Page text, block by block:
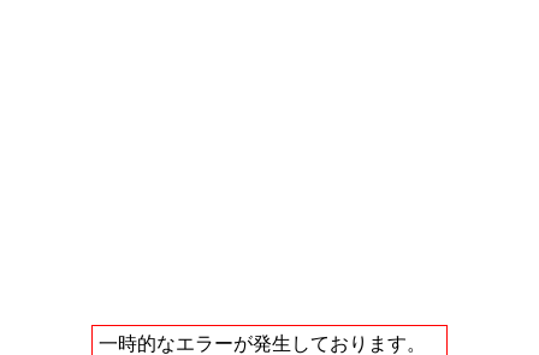
一時的なエラーが発生しております。